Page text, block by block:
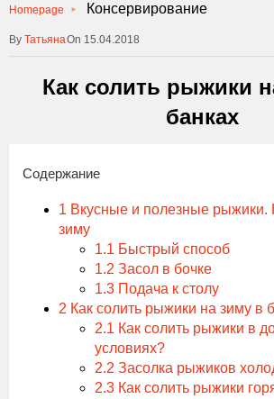
Homepage Консервирование
ТатьянаOn 15.04.2018
Как солить рыжики
банках
Содержание
1 Вкусные и полезные рыжики.
зиму
1.1 Быстрый способ
1.2 Засол в бочке
1.3 Подача к столу
2 Как солить рыжики на зиму в
2.1 Как солить рыжики в
условиях?
2.2 Засолка рыжиков
2.3 Как солить рыжики